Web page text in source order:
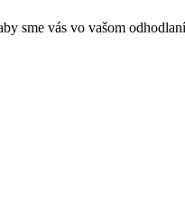
sme vás vo vašom